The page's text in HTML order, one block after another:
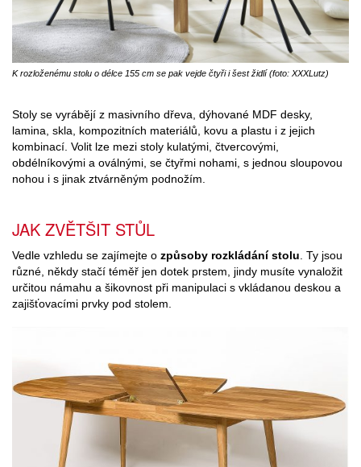
K rozloženému stolu o délce 155 cm se pak vejde čtyři i šest židlí (foto: XXXLutz)
Stoly se vyrábějí z masivního dřeva, dýhované MDF desky,
lamina, skla, kompozitních materiálů, kovu a plastu i z jejich
kombinací. Volit lze mezi stoly kulatými, čtvercovými,
obdélníkovými a oválnými, se čtyřmi nohami, s jednou sloupovou
nohou i s jinak ztvárněným podnožím.
JAK ZVĚTŠIT STŮL
Vedle vzhledu se zajímejte o způsoby rozkládání stolu . Ty jsou
různé, někdy stačí téměř jen dotek prstem, jindy musíte vynaložit
určitou námahu a šikovnost při manipulaci s vkládanou deskou a
zajišťovacími prvky pod stolem.